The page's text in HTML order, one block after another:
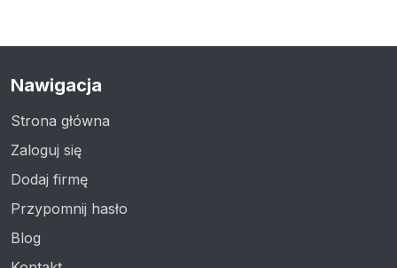
Nawigacja
Strona główna
Zaloguj się
Dodaj firmę
Przypomnij hasło
Blog